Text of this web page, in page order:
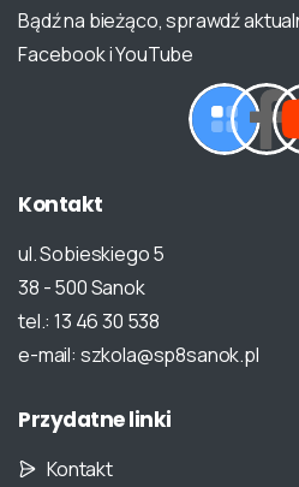
Bądź na bieżąco, sprawdź
Facebook i YouTube
Kontakt
ul. Sobieskiego 5
38 - 500 Sanok
tel.: 13 46 30 538
e-mail: szkola@sp8sanok.pl
Przydatnelinki
Kontakt